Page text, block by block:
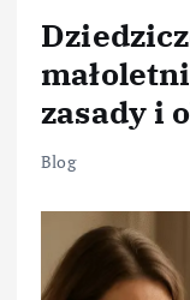
zasady i
Blog